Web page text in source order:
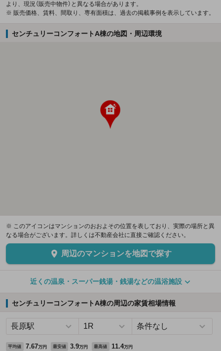
より、現況（販売中物件）と異なる場合があります。
※ 販売価格、賃料、間取り、専有面積は、過去の掲載事例を表示しています。
センチュリーコンフォートA棟の地図・周辺環境
※ このアイコンはマンションのおおよその位置を表しており、実際の場所と異
なる場合がございます。詳しくは不動産会社に直接ご確認ください。
周辺のマンションを地図で探す
近くの温泉・スーパー銭湯・銭湯などの温浴施設
センチュリーコンフォートA棟の周辺の家賃相場情報
平均値 7.67万円 最安値 3.9万円 最高値 11.4万円